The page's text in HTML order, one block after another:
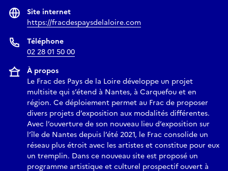
Site internet
https://fracdespaysdelaloire.com
Téléphone
02 28 01 50 00
À propos
Le Frac des Pays de la Loire développe un projet
multisite qui s’étend à Nantes, à Carquefou et en
région. Ce déploiement permet au Frac de proposer
divers projets d’exposition aux modalités différentes.
Avec l’ouverture de son nouveau lieu d’exposition sur
l’île de Nantes depuis l’été 2021, le Frac consolide un
réseau plus étroit avec les artistes et constitue pour eux
un tremplin. Dans ce nouveau site est proposé un
programme artistique et culturel prospectif ouvert à